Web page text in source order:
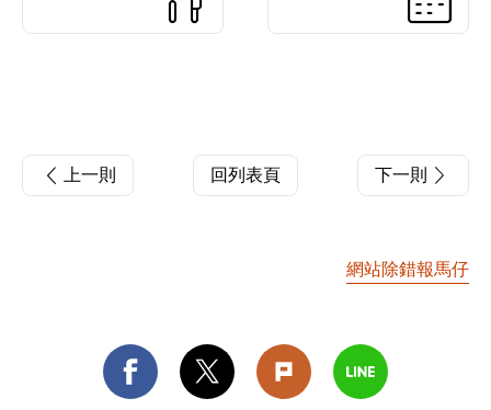
上一則 回列表頁 下一則
網站除錯報馬仔